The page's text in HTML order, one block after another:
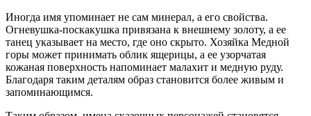
Иногда имя упоминает не сам минерал, а его свойства.
Огневушка-поскакушка привязана к внешнему золоту, а ее
танец указывает на место, где оно скрыто. Хозяйка Медной
горы может принимать облик ящерицы, а ее узорчатая
кожаная поверхность напоминает малахит и медную руду.
Благодаря таким деталям образ становится более живым и
запоминающимся.